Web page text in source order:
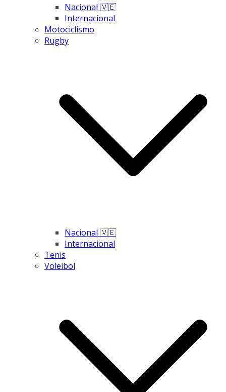
Nacional 🇻🇪
Internacional
Motociclismo
Rugby
Nacional 🇻🇪
Internacional
Tenis
Voleibol